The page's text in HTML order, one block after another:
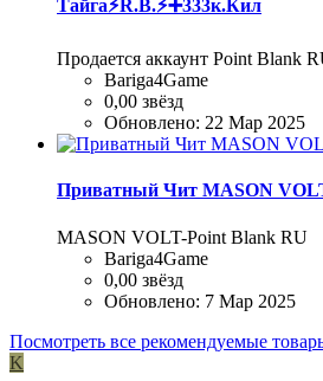
Тайга⚡R.B.⚡➕333к.Кил
Продается аккаунт Point Blank
Bariga4Game
0,00 звёзд
Обновлено: 22 Мар 2025
Приватный Чит MASON
MASON VOLT-Point Blank RU
Bariga4Game
0,00 звёзд
Обновлено: 7 Мар 2025
Посмотреть все рекомендуемые
K